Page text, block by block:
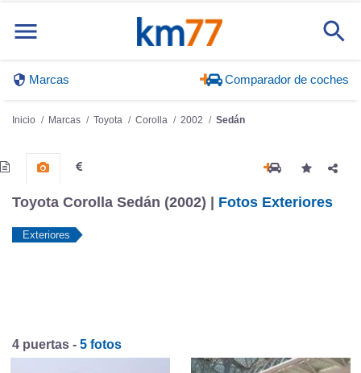
Marcas Comparador de coches
Inicio Marcas Toyota Corolla 2002 Sedán
Toyota Corolla Sedán (2002) | Fotos Exteriores
Exteriores
4 puertas - 5 fotos